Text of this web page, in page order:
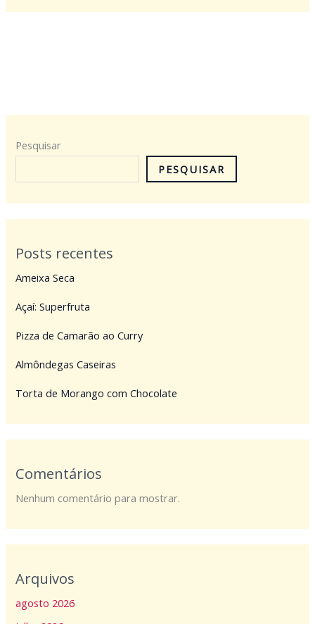
Pesquisar
PESQUISAR
Posts recentes
Ameixa Seca
Açaí: Superfruta
Pizza de Camarão ao Curry
Almôndegas Caseiras
Torta de Morango com Chocolate
Comentários
Nenhum comentário para mostrar.
Arquivos
agosto 2026